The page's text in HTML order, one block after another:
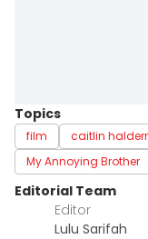
Topics
film caitlin
My Annoying Brother
Editorial Team
Editor
Lulu Sarifah